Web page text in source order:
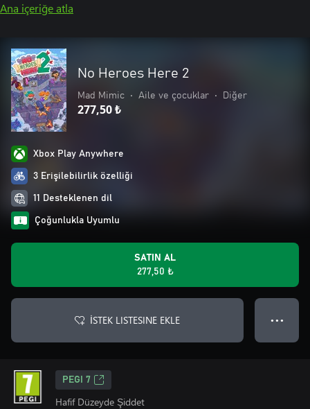
Ana içeriğe atla
No Heroes Here 2
Mad Mimic • Aile ve çocuklar • Diğer
277,50 ₺
Xbox Play Anywhere
3 Erişilebilirlik özelliği
11 Desteklenen dil
Çoğunlukla Uyumlu
SATIN AL
277,50 ₺
İSTEK LISTESINE EKLE ● ● ●
PEGI 7
Hafif Düzeyde Şiddet